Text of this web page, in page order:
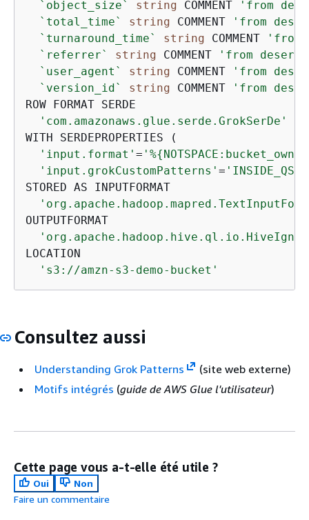
`object_size`
string COMMENT
'from
`total_time`
string COMMENT
'from
`turnaround_time`
string COMMENT
'from
`referrer`
string COMMENT
'from
`user_agent`
string COMMENT
'from
`version_id`
string COMMENT
'from
ROW FORMAT SERDE
'com.amazonaws.glue.serde.GrokSerDe'
WITH SERDEPROPERTIES (
'input.format' = '%{
'input.grokCustomPatterns' =
STORED AS INPUTFORMAT
OUTPUTFORMAT
LOCATION
's3://amzn-s3-demo-bucket'
Consultez aussi
Understanding Grok Patterns
(site web externe)
Motifs intégrés (guide de AWS Glue l'utilisateur)
Cette page vous a-t-elle été utile ?
Oui
Non
Faire un commentaire